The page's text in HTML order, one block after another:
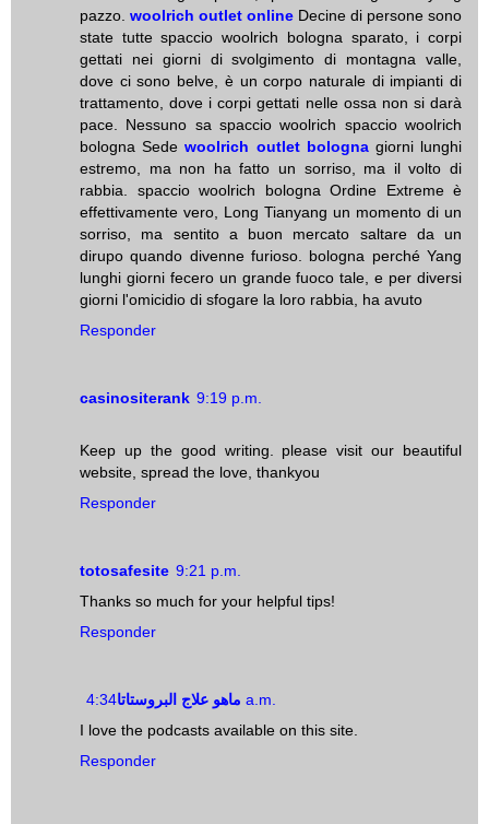
pazzo. woolrich outlet online Decine di persone sono
state tutte spaccio woolrich bologna sparato, i corpi
gettati nei giorni di svolgimento di montagna valle,
dove ci sono belve, è un corpo naturale di impianti di
trattamento, dove i corpi gettati nelle ossa non si darà
pace. Nessuno sa spaccio woolrich spaccio woolrich
bologna Sedewoolrich outlet bologna giorni lunghi
estremo, ma non ha fatto un sorriso, ma il volto di
rabbia. spaccio woolrich bologna Ordine Extreme è
effettivamente vero, Long Tianyang un momento di un
sorriso, ma sentito a buon mercato saltare da un
dirupo quando divenne furioso. bologna perché Yang
lunghi giorni fecero un grande fuoco tale, e per diversi
giorni l'omicidio di sfogare la loro rabbia, ha avuto
Responder
casinositerank 9:19 p.m.
Keep up the good writing. please visit our beautiful
website, spread the love, thankyou
Responder
totosafesite 9:21 p.m.
Thanks so much for your helpful tips!
Responder
ماهو علاج البروستاتا 4:34 a.m.
I love the podcasts available on this site.
Responder